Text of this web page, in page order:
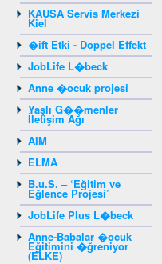
KAUSA Servis Merkezi
Kiel
�ift Etki - Doppel Effekt
JobLife L�beck
Anne �ocuk projesi
Yaşlı G��menler
İletişim Ağı
AIM
ELMA
B.u.S. – ‘Eğitim ve
Eğlence Projesi’
JobLife Plus L�beck
Anne-Babalar �ocuk
Eğitimini �ğreniyor
(ELKE)